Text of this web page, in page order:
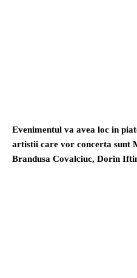
Evenimentul va avea loc in
artistii care vor concerta sunt
Brandusa Covalciuc, Dorin